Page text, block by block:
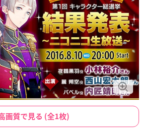
画質で見る (全1枚)